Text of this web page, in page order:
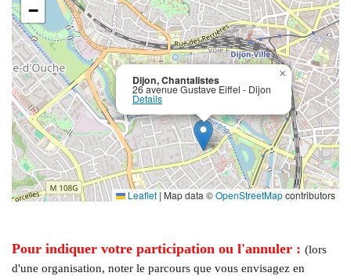
Dijon, Chantalistes
26 avenue Gustave Eiffel - Dijon
Details
×
−
Leaflet | Map data ©OpenStreetMapcontributors
Pour indiquer votre participation ou l'annuler : (lors
d'une organisation, noter le parcours que vous envisagez en